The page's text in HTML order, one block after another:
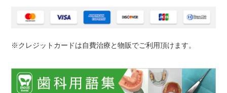
※クレジットカードは自費治療と物販でご利用頂けます。